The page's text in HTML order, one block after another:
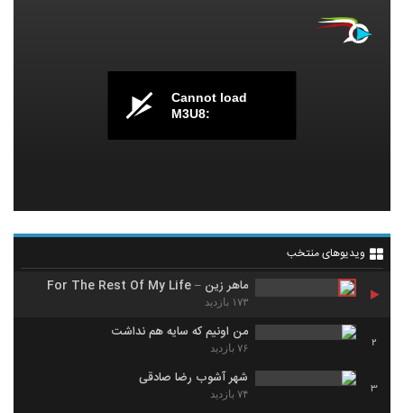
Cannot load
M3U8:
ویدیوهای منتخب
ماهر زین – For The Rest Of My Life
۱۷۳ بازدید
2
من اونیم که سایه هم نداشت
۷۶ بازدید
3
شهر آشوب رضا صادقی
۷۴ بازدید